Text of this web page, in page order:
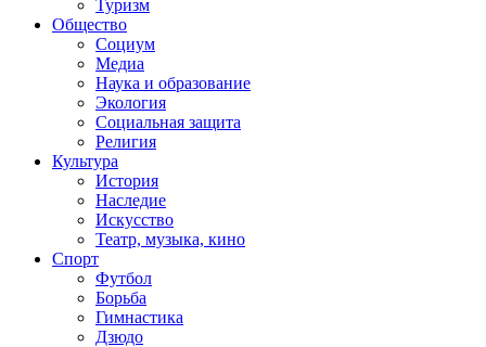
Туризм
Общество
Социум
Медиа
Наука и образование
Экология
Социальная защита
Религия
Культура
История
Наследие
Искусство
Театр, музыка, кино
Спорт
Футбол
Борьба
Гимнастика
Дзюдо